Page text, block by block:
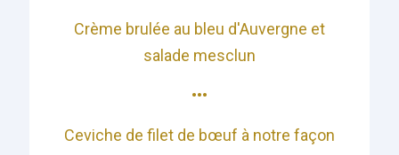
Crème brulée au bleu d'Auvergne et
salade mesclun
•••​
Ceviche de filet de bœuf à notre façon​